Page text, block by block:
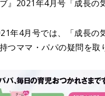
』2021年4月号「成長の
年4月号では、「成長
つママ・パパの疑問を取